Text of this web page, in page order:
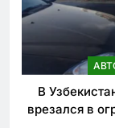
В
врезался в